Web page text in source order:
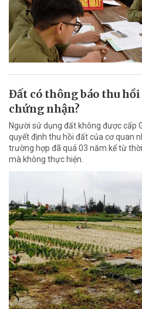
Đất có thông báo thu hồi
chứng nhận?
Người sử dụng đất không được cấp
quyết định thu hồi đất của cơ quan
trường hợp đã quá 03 năm kể từ
mà không thực hiện.